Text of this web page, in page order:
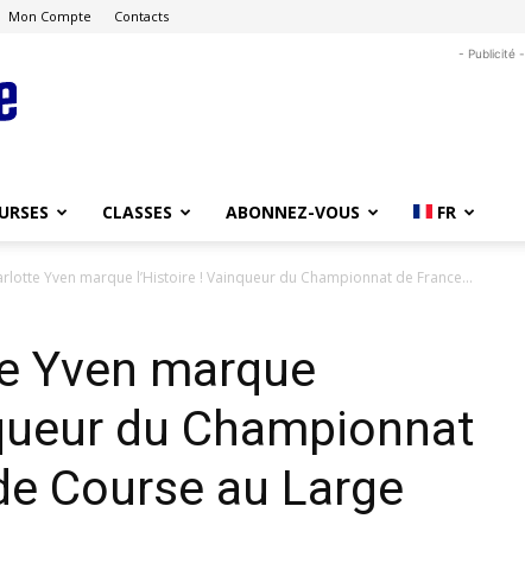
Mon Compte Contacts
- Publicité -
CLASSES ABONNEZ-VOUS FR
Yven marque l’Histoire ! Vainqueur du Championnat de France...
Yven marque
du Championnat
Course au Large